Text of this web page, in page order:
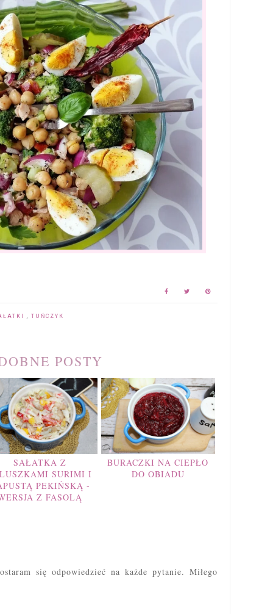
TUŃCZYK
POSTY
SAŁATKA Z
SURIMI I
PEKIŃSKĄ -
Z FASOLĄ
BURACZKI NA CIEPŁO
DO OBIADU
się odpowiedzieć na każde pytanie. Miłego